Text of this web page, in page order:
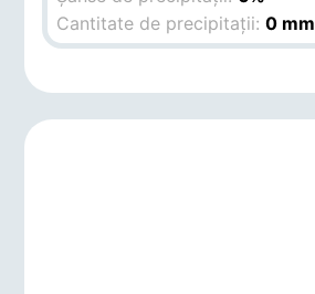
Cantitate de precipitații:0 mm